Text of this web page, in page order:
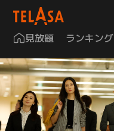
見放題 ランキング